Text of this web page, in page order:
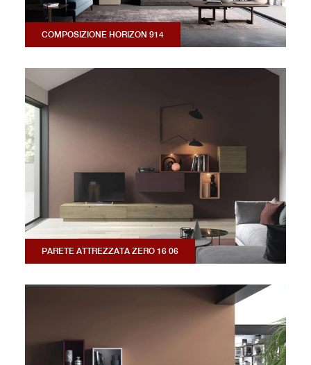
COMPOSIZIONE HORIZON 914
PARETE ATTREZZATA ZERO 16 06